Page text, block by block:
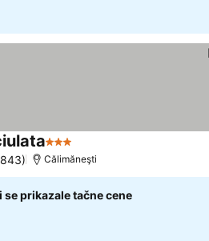
3 Zvezdice
Călimăneşti
se prikazale tačne cene